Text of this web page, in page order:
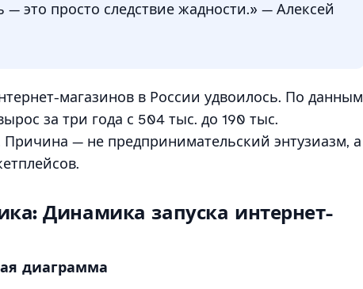
— это просто следствие жадности.» — Алексей
магазинов в России удвоилось. По данным
за три года с 504 тыс. до 190 тыс.
— не предпринимательский энтузиазм, а
Динамика запуска интернет-
диаграмма